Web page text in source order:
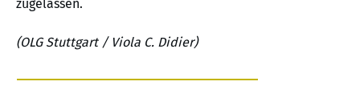
zugelassen.
(OLG Stuttgart / Viola C. Didier)